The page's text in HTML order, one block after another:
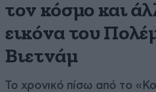
τον κόσμο και
εικόνα του
Βιετνάμ
Το χρονικό πίσω από το